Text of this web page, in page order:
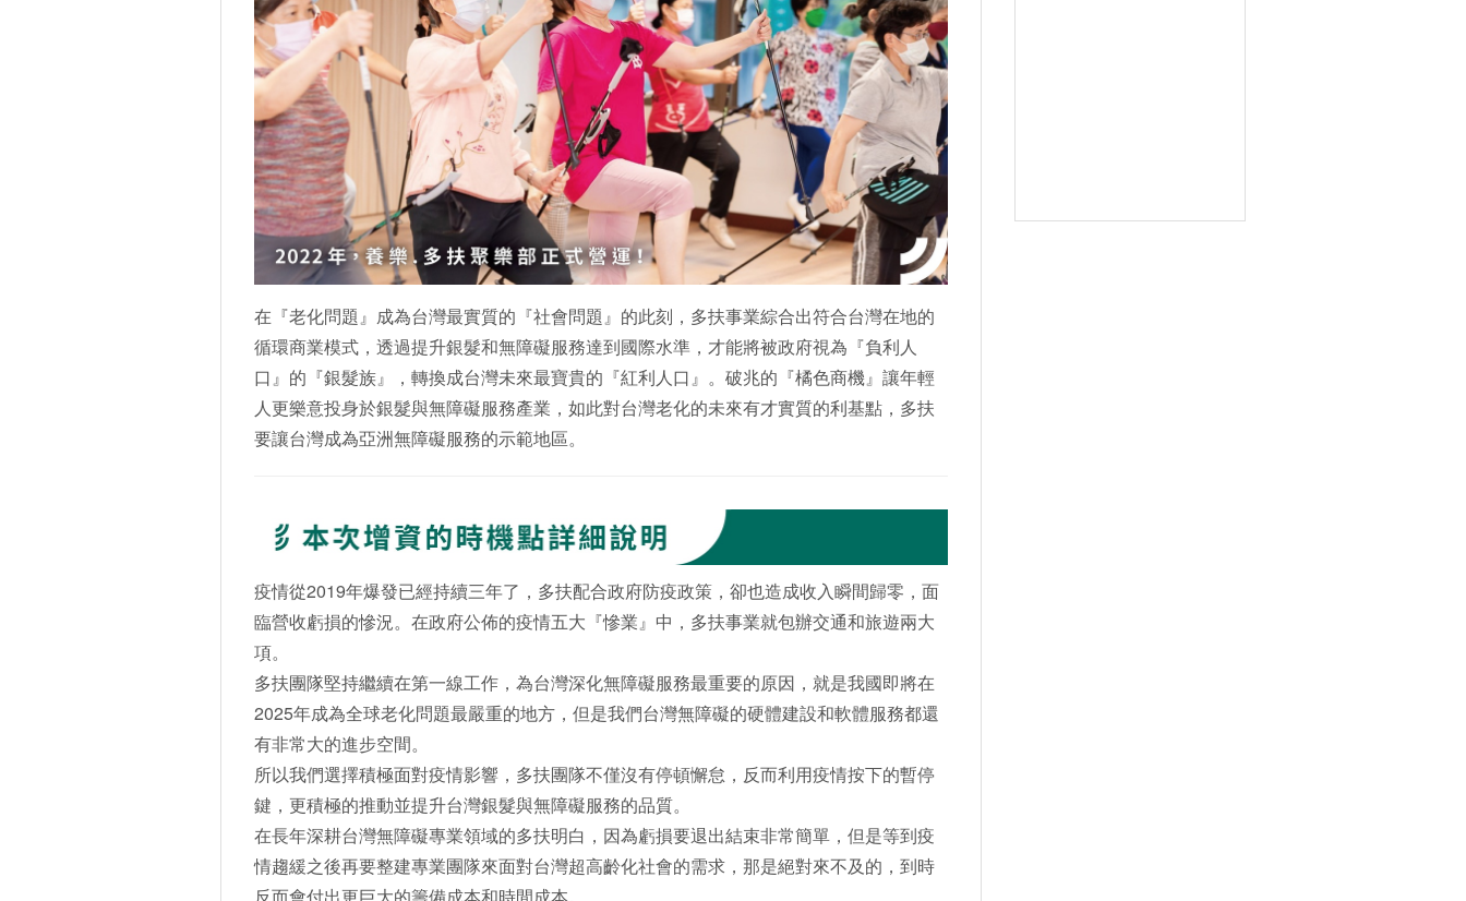
在『老化問題』成為台灣最實質的『社會問題』的此刻，多扶事業綜合出符合台灣在地的
循環商業模式，透過提升銀髮和無障礙服務達到國際水準，才能將被政府視為『負利人
口』的『銀髮族』，轉換成台灣未來最寶貴的『紅利人口』。破兆的『橘色商機』讓年輕
人更樂意投身於銀髮與無障礙服務產業，如此對台灣老化的未來有才實質的利基點，多扶
要讓台灣成為亞洲無障礙服務的示範地區。
疫情從2019年爆發已經持續三年了，多扶配合政府防疫政策，卻也造成收入瞬間歸零，面
臨營收虧損的慘況。在政府公佈的疫情五大『慘業』中，多扶事業就包辦交通和旅遊兩大
項。
多扶團隊堅持繼續在第一線工作，為台灣深化無障礙服務最重要的原因，就是我國即將在
2025年成為全球老化問題最嚴重的地方，但是我們台灣無障礙的硬體建設和軟體服務都還
有非常大的進步空間。
所以我們選擇積極面對疫情影響，多扶團隊不僅沒有停頓懈怠，反而利用疫情按下的暫停
鍵，更積極的推動並提升台灣銀髮與無障礙服務的品質。
在長年深耕台灣無障礙專業領域的多扶明白，因為虧損要退出結束非常簡單，但是等到疫
情趨緩之後再要整建專業團隊來面對台灣超高齡化社會的需求，那是絕對來不及的，到時
反而會付出更巨大的籌備成本和時間成本。